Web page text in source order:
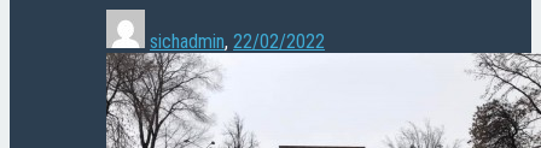
sichadmin, 22/02/2022